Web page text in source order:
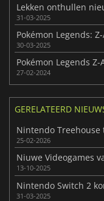
31-03-2025
Pokémon Legends:
30-03-2025
27-02-2024
GERELATEERD
25-02-2026
13-10-2025
31-03-2025